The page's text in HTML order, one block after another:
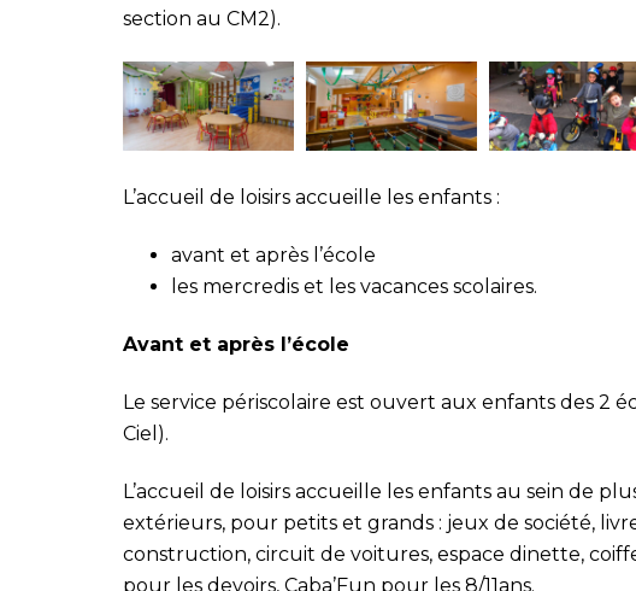
section au CM2).
L’accueil de loisirs accueille les enfants :
avant et après l’école
les mercredis et les vacances scolaires.
Avant et après l’école
Le service périscolaire est ouvert aux enfants des 2
Ciel).
L’accueil de loisirs accueille les enfants au sein de
extérieurs, pour petits et grands : jeux de société,
construction, circuit de voitures, espace dinette,
pour les devoirs, Caba’Fun pour les 8/11ans.